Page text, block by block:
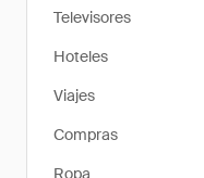
Televisores
Hoteles
Viajes
Compras
Ropa